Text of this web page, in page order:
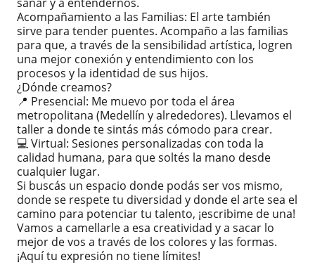
sanar y a entendernos.
​Acompañamiento a las Familias: El arte también
sirve para tender puentes. Acompaño a las familias
para que, a través de la sensibilidad artística, logren
una mejor conexión y entendimiento con los
procesos y la identidad de sus hijos.
​¿Dónde creamos?
📍 Presencial: Me muevo por toda el área
metropolitana (Medellín y alrededores). Llevamos el
taller a donde te sintás más cómodo para crear.
💻 Virtual: Sesiones personalizadas con toda la
calidad humana, para que soltés la mano desde
cualquier lugar.
​Si buscás un espacio donde podás ser vos mismo,
donde se respete tu diversidad y donde el arte sea el
camino para potenciar tu talento, ¡escribime de una!
Vamos a camellarle a esa creatividad y a sacar lo
mejor de vos a través de los colores y las formas.
¡Aquí tu expresión no tiene límites!